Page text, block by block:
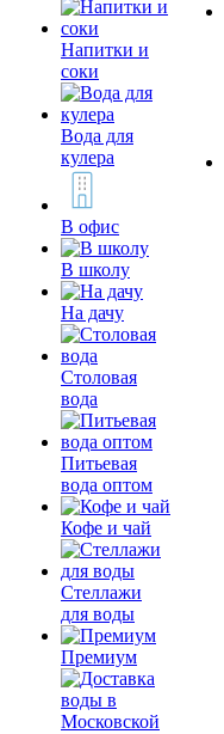
Напитки и
соки
Вода для
кулера
В офис
В школу
На дачу
Столовая
вода
Питьевая
вода оптом
Кофе и чай
Стеллажи
для воды
Премиум